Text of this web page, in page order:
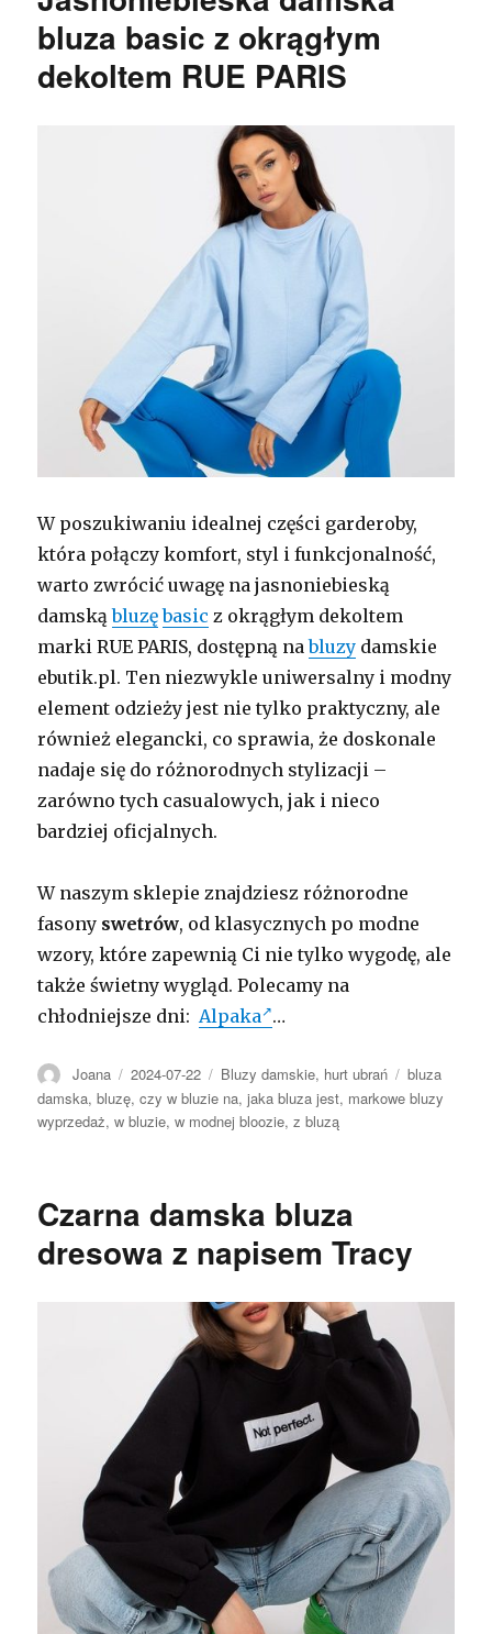
bluza basic z okrągłym
dekoltem RUE PARIS
W poszukiwaniu idealnej części garderoby,
która połączy komfort, styl i funkcjonalność,
warto zwrócić uwagę na jasnoniebieską
damskąbluzę basic z okrągłym dekoltem
marki RUE PARIS, dostępną nabluzy damskie
ebutik.pl. Ten niezwykle uniwersalny i modny
element odzieży jest nie tylko praktyczny, ale
również elegancki, co sprawia, że doskonale
nadaje się do różnorodnych stylizacji –
zarówno tych casualowych, jak i nieco
bardziej oficjalnych.
W naszym sklepie znajdziesz różnorodne
fasony swetrów, od klasycznych po modne
wzory, które zapewnią Ci nie tylko wygodę, ale
także świetny wygląd. Polecamy na
chłodniejsze dni:Alpaka …
Autor
Joana Opublikowano
2024-07-22 Kategorie
Bluzy damskie, hurt ubrań Tagi
bluza
damska,bluzę,czy w bluzie na,jaka bluza jest, markowe bluzy
wyprzedaż,w bluzie,w modnej bloozie,z bluzą
Czarna damska bluza
dresowa z napisem Tracy